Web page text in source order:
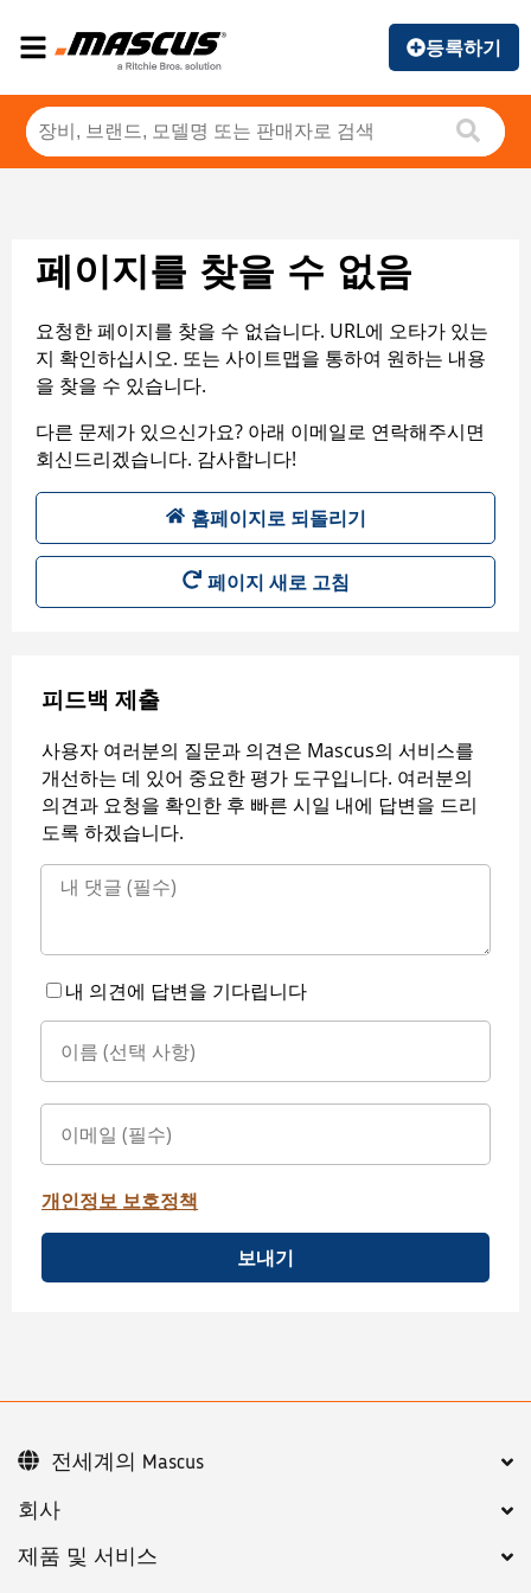
등록하기
페이지를 찾을 수 없음
요청한 페이지를 찾을 수 없습니다. URL에 오타가 있는
지 확인하십시오. 또는 사이트맵을 통하여 원하는 내용
을 찾을 수 있습니다.
다른 문제가 있으신가요? 아래 이메일로 연락해주시면
회신드리겠습니다. 감사합니다!
홈페이지로 되돌리기
페이지 새로 고침
피드백 제출
사용자 여러분의 질문과 의견은 Mascus의 서비스를
개선하는 데 있어 중요한 평가 도구입니다. 여러분의
의견과 요청을 확인한 후 빠른 시일 내에 답변을 드리
도록 하겠습니다.
내 의견에 답변을 기다립니다
개인정보 보호정책
보내기
회사
제품 및 서비스
전세계의 Mascus